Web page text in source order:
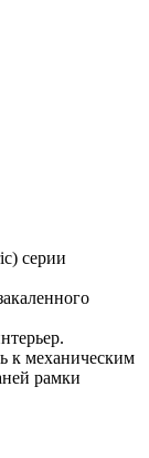
серии
к механическим
рамки